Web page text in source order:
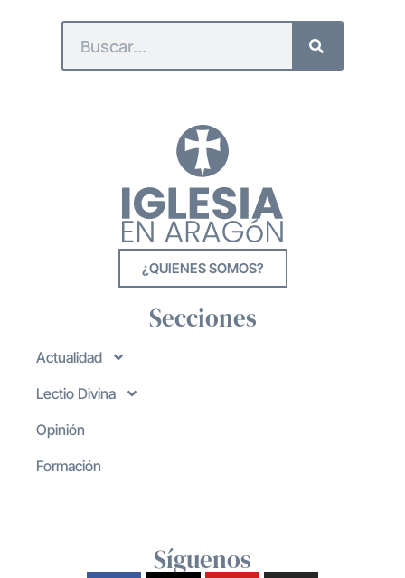
¿QUIENES SOMOS?
Secciones
Actualidad
Lectio Divina
Opinión
Formación
Síguenos